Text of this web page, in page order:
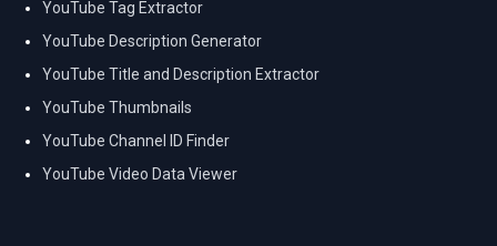
YouTube Tag Extractor
YouTube Description Generator
YouTube Title and Description Extractor
YouTube Thumbnails
YouTube Channel ID Finder
YouTube Video Data Viewer